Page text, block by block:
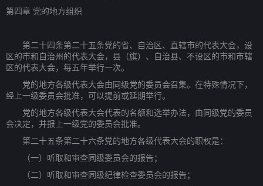
第四章 党的地方组织
第二十四条第二十五条党的省、自治区、直辖市的代表大会，设
区的市和自治州的代表大会，县（旗）、自治县、不设区的市和市辖
区的代表大会，每五年举行一次。
党的地方各级代表大会由同级党的委员会召集。在特殊情况下，
经上一级委员会批准，可以提前或延期举行。
党的地方各级代表大会代表的名额和选举办法，由同级党的委员
会决定，并报上一级党的委员会批准。
第二十五条第二十六条党的地方各级代表大会的职权是：
（一）听取和审查同级委员会的报告；
（二）听取和审查同级纪律检查委员会的报告；